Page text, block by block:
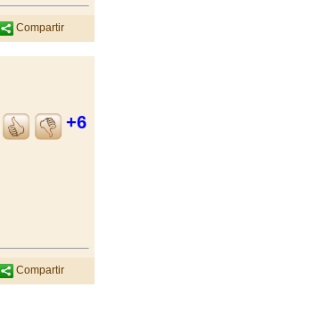
Compartir
+6
Compartir